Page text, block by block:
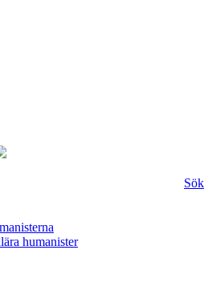
Sök
humanister